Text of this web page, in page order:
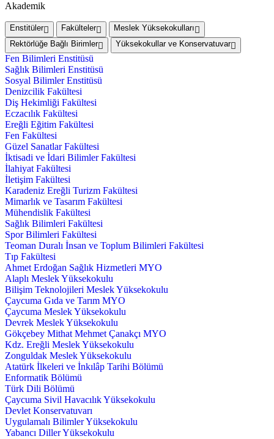
Akademik
Enstitüler Fakülteler
Meslek Yüksekokulları
Rektörlüğe Bağlı Birimler
Yüksekokullar ve Konservatuvar
Fen Bilimleri Enstitüsü
Sağlık Bilimleri Enstitüsü
Sosyal Bilimler Enstitüsü
Denizcilik Fakültesi
Diş Hekimliği Fakültesi
Eczacılık Fakültesi
Ereğli Eğitim Fakültesi
Fen Fakültesi
Güzel Sanatlar Fakültesi
İktisadi ve İdari Bilimler Fakültesi
İlahiyat Fakültesi
İletişim Fakültesi
Karadeniz Ereğli Turizm Fakültesi
Mimarlık ve Tasarım Fakültesi
Mühendislik Fakültesi
Sağlık Bilimleri Fakültesi
Spor Bilimleri Fakültesi
Teoman Duralı İnsan ve Toplum Bilimleri Fakültesi
Tıp Fakültesi
Ahmet Erdoğan Sağlık Hizmetleri MYO
Alaplı Meslek Yüksekokulu
Bilişim Teknolojileri Meslek Yüksekokulu
Çaycuma Gıda ve Tarım MYO
Çaycuma Meslek Yüksekokulu
Devrek Meslek Yüksekokulu
Gökçebey Mithat Mehmet Çanakçı MYO
Kdz. Ereğli Meslek Yüksekokulu
Zonguldak Meslek Yüksekokulu
Atatürk İlkeleri ve İnkılâp Tarihi Bölümü
Enformatik Bölümü
Türk Dili Bölümü
Çaycuma Sivil Havacılık Yüksekokulu
Devlet Konservatuvarı
Uygulamalı Bilimler Yüksekokulu
Yabancı Diller Yüksekokulu